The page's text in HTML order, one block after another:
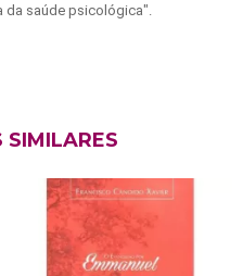
da saúde psicológica".
SIMILARES